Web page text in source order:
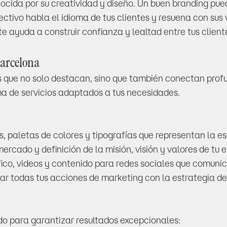
por su creatividad y diseño. Un buen branding
habla el idioma de tus clientes y resuena con sus
ayuda a construir confianza y lealtad entre tus
que no solo destacan, sino que también conectan
de servicios adaptados a tus necesidades.
paletas de colores y tipografías que representan la
y definición de la misión, visión y valores de tu
videos y contenido para redes sociales que
todas tus acciones de marketing con la estrategia
para garantizar resultados excepcionales: